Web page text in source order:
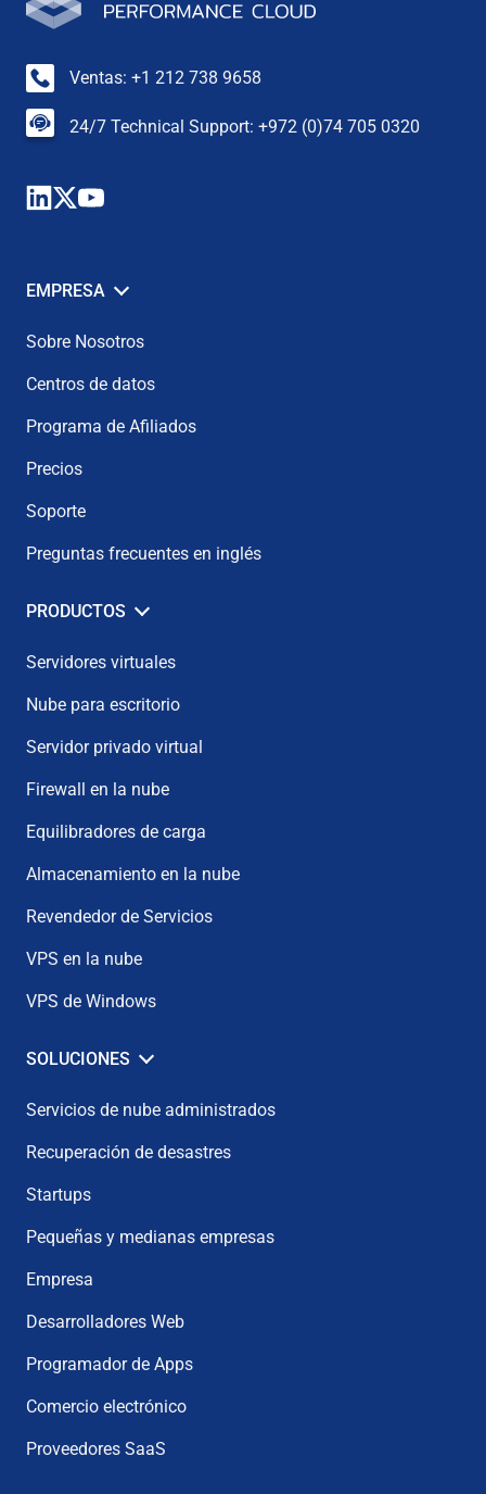
Ventas: +1 212 738 9658
24/7 Technical Support: +972 (0)74 705 0320
EMPRESA
Sobre Nosotros
Centros de datos
Programa de Afiliados
Precios
Soporte
Preguntas frecuentes en inglés
PRODUCTOS
Servidores virtuales
Nube para escritorio
Servidor privado virtual
Firewall en la nube
Equilibradores de carga
Almacenamiento en la nube
Revendedor de Servicios
VPS en la nube
VPS de Windows
SOLUCIONES
Servicios de nube administrados
Recuperación de desastres
Startups
Pequeñas y medianas empresas
Empresa
Desarrolladores Web
Programador de Apps
Comercio electrónico
Proveedores SaaS